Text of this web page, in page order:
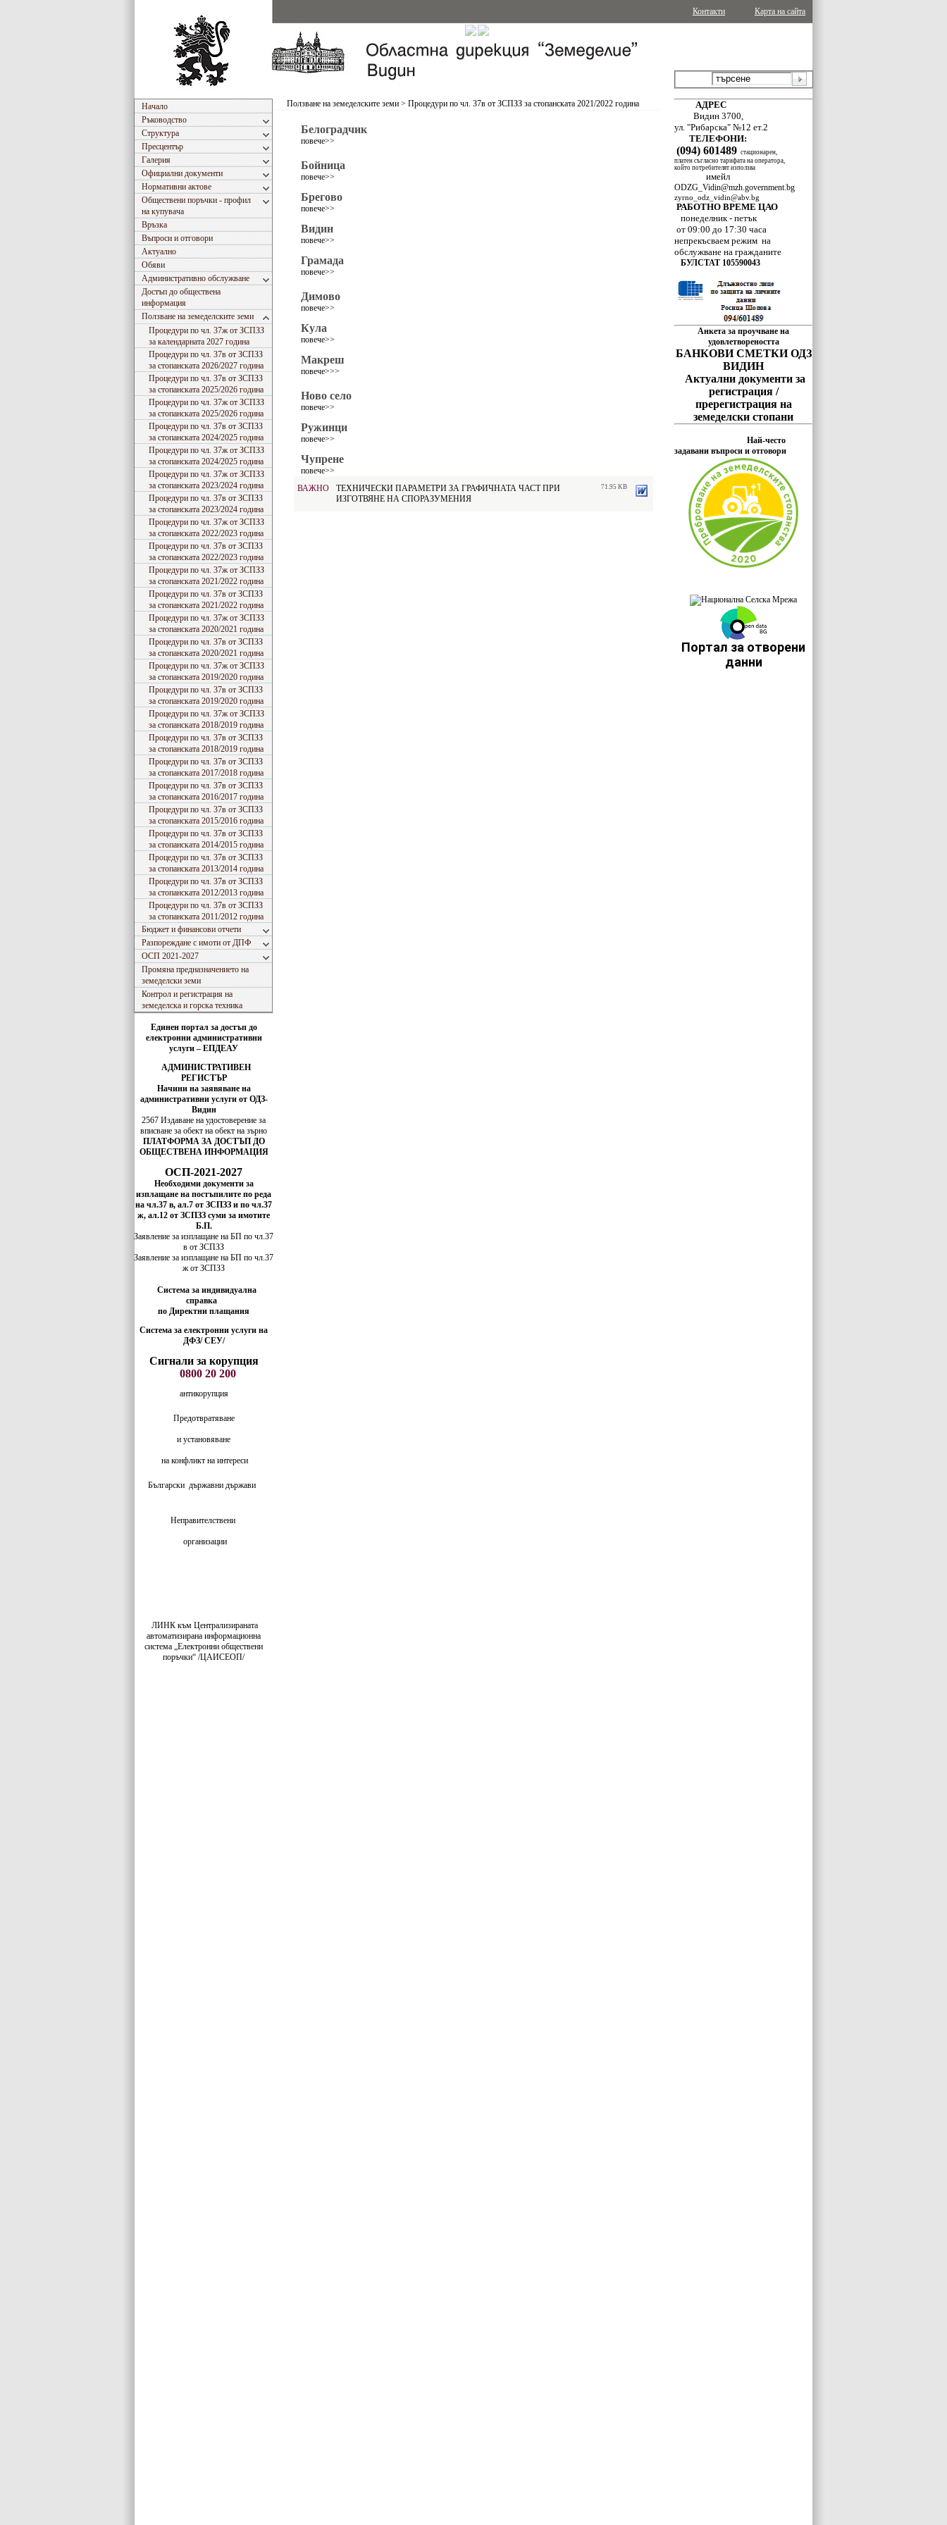
Карта на сайта
Контакти
Начало
Ръководство
Структура
Пресцентър
Галерия
Официални документи
Нормативни актове
Обществени поръчки - профил
на купувача
Връзка
Въпроси и отговори
Актуално
Обяви
Административно обслужване
Достъп до обществена
информация
Ползване на земеделските земи
Процедури по чл. 37ж от ЗСПЗЗ
за календарната 2027 година
Процедури по чл. 37в от ЗСПЗЗ
за стопанската 2026/2027 година
Процедури по чл. 37в от ЗСПЗЗ
за стопанската 2025/2026 година
Процедури по чл. 37ж от ЗСПЗЗ
за стопанската 2025/2026 година
Процедури по чл. 37в от ЗСПЗЗ
за стопанската 2024/2025 година
Процедури по чл. 37ж от ЗСПЗЗ
за стопанската 2024/2025 година
Процедури по чл. 37ж от ЗСПЗЗ
за стопанската 2023/2024 година
Процедури по чл. 37в от ЗСПЗЗ
за стопанската 2023/2024 година
Процедури по чл. 37ж от ЗСПЗЗ
за стопанската 2022/2023 година
Процедури по чл. 37в от ЗСПЗЗ
за стопанската 2022/2023 година
Процедури по чл. 37ж от ЗСПЗЗ
за стопанската 2021/2022 година
Процедури по чл. 37в от ЗСПЗЗ
за стопанската 2021/2022 година
Процедури по чл. 37ж от ЗСПЗЗ
за стопанската 2020/2021 година
Процедури по чл. 37в от ЗСПЗЗ
за стопанската 2020/2021 година
Процедури по чл. 37ж от ЗСПЗЗ
за стопанската 2019/2020 година
Процедури по чл. 37в от ЗСПЗЗ
за стопанската 2019/2020 година
Процедури по чл. 37ж от ЗСПЗЗ
за стопанската 2018/2019 година
Процедури по чл. 37в от ЗСПЗЗ
за стопанската 2018/2019 година
Процедури по чл. 37в от ЗСПЗЗ
за стопанската 2017/2018 година
Процедури по чл. 37в от ЗСПЗЗ
за стопанската 2016/2017 година
Процедури по чл. 37в от ЗСПЗЗ
за стопанската 2015/2016 година
Процедури по чл. 37в от ЗСПЗЗ
за стопанската 2014/2015 година
Процедури по чл. 37в от ЗСПЗЗ
за стопанската 2013/2014 година
Процедури по чл. 37в от ЗСПЗЗ
за стопанската 2012/2013 година
Процедури по чл. 37в от ЗСПЗЗ
за стопанската 2011/2012 година
Бюджет и финансови отчети
Разпореждане с имоти от ДПФ
ОСП 2021-2027
Промяна предназначението на
земеделски земи
Контрол и регистрация на
земеделска и горска техника
Единен портал за достъп до
електронни административни
услуги – ЕПДЕАУ
АДМИНИСТРАТИВЕН
РЕГИСТЪР
Начини на заявяване на
административни услуги от ОДЗ-
Видин
2567 Издаване на удостоверение за
вписванe за обект на обект на зърно
ПЛАТФОРМА ЗА ДОСТЪП ДО
ОБЩЕСТВЕНА ИНФОРМАЦИЯ
ОСП-2021-2027
Необходими документи за
изплащане на постъпилите по реда
на чл.37 в, ал.7 от ЗСПЗЗ и по чл.37
ж, ал.12 от ЗСПЗЗ суми за имотите
Б.П.
Заявление за изплащане на БП по чл.37
в от ЗСПЗЗ
Заявление за изплащане на БП по чл.37
ж от ЗСПЗЗ
Система за индивидуална
справка
по Директни плащания
Система за електронни услуги на
ДФЗ/ СЕУ/
Сигнали за корупция
0800 20 200
антикорупция
Предотвратяване
и установяване
на конфликт на интереси
Български държавни държави
Неправителствени
организации
ЛИНК към Централизираната
автоматизирана информационна
система „Електронни обществени
поръчки“ /ЦАИСЕОП/
Ползване на земеделските земи > Процедури по чл. 37в от ЗСПЗЗ за стопанската 2021/2022 година
Белоградчик
повече>>
Бойница
повече>>
Брегово
повече>>
Видин
повече>>
Грамада
повече>>
Димово
повече>>
Кула
повече>>
Макреш
повече>>>
Ново село
повече>>
Ружинци
повече>>
Чупрене
повече>>
ВАЖНО
ТЕХНИЧЕСКИ ПАРАМЕТРИ ЗА ГРАФИЧНАТА ЧАСТ ПРИ
ИЗГОТВЯНЕ НА СПОРАЗУМЕНИЯ
71.95 KB
АДРЕС
Видин 3700,
ул. "Рибарска" №12 ет.2
ТЕЛЕФОНИ:
(094) 601489 стационарен,
платен съгласно тарифата на оператора,
който потребителят използва
имейл
ODZG_Vidin@mzh.government.bg
zyrno_odz_vidin@abv.bg
РАБОТНО ВРЕМЕ ЦАО
понеделник - петък
от 09:00 до 17:30 часа
непрекъсваем режим на
обслужване на гражданите
БУЛСТАТ 105590043
Анкета за проучване на
удовлетвореността
БАНКОВИ СМЕТКИ ОДЗ
ВИДИН
Актуални документи за
регистрация /
пререгистрация на
земеделски стопани
Най-често
задавани въпроси и отговори
Портал за отворени
данни